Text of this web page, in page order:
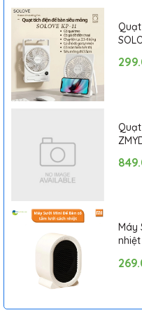
Động cơ hoạt động mạnh
Quạt để bàn
Máy